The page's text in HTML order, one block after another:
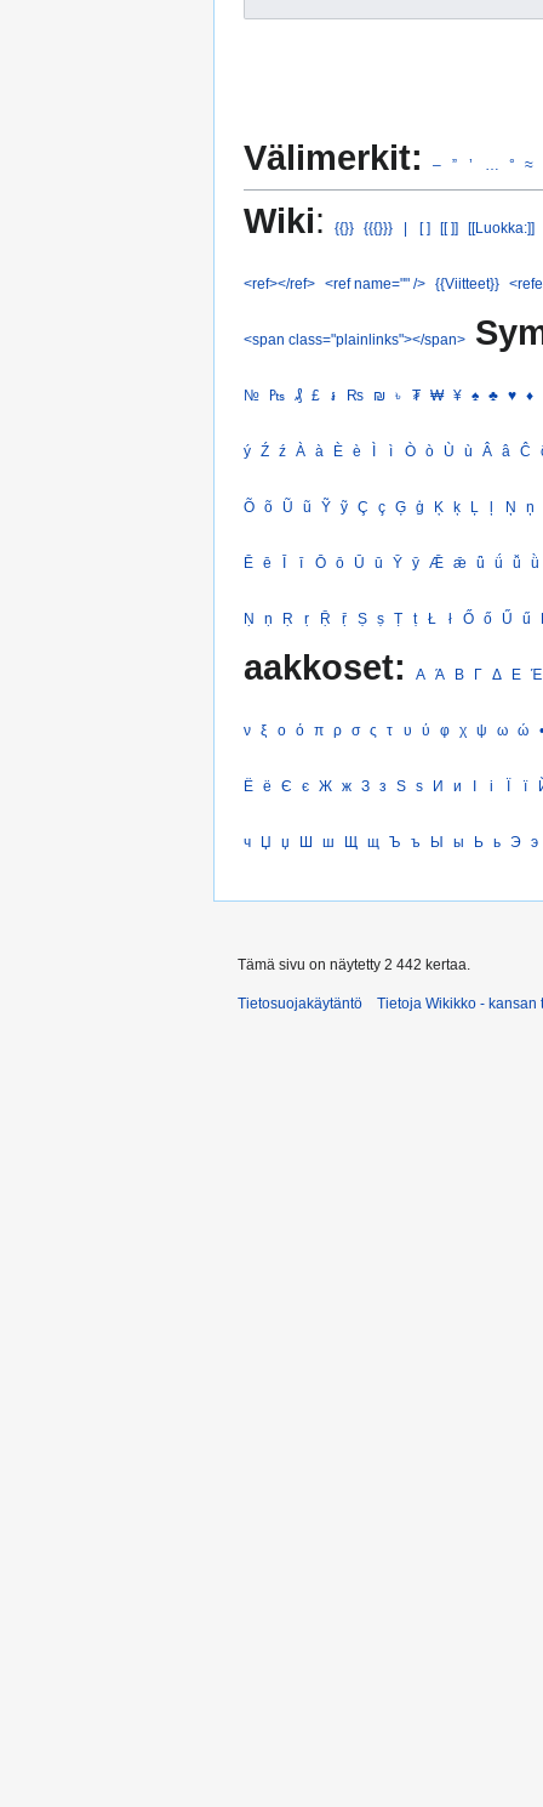
Välimerkit: – ” ’ ° ≈
Wiki: {{}} {{{}}} | [ ] [[ ]] [[Luokka:]]
<ref></ref> <ref name="" /> {{Viitteet}}
<span class="plainlinks"></span>
№ ₧ ₰ £ ៛ ₨ ₪ ৳ ₮ ₩ ¥ ♠ ♣ ♥ ♦
ý Ź ź À à È è Ì ì Ò ò Ù ù Â â Ĉ
Õ õ Ũ ũ Ỹ ỹ Ç ç Ģ ģ Ķ ķ Ļ ļ Ņ ņ
Ē ē Ī ī Ō ō Ū ū Ȳ ȳ Ǣ ǣ ǖ ǘ ǚ ǜ
Ṇ ṇ Ṛ ṛ Ṝ ṝ Ṣ ṣ Ṭ ṭ Ł ł Ő ő Ű ű
aakkoset: Α Ά Β Γ Δ Ε Έ
ν ξ ο ό π ρ σ ς τ υ ύ φ χ ψ ω ώ •
Ё ё Є є Ж ж З з Ѕ ѕ И и І і Ї ї
ч Џ џ Ш ш Щ щ Ъ ъ Ы ы Ь ь Э э
Tämä sivu on näytetty 2 442 kertaa.
Tietosuojakäytäntö Tietoja Wikikko - kansan